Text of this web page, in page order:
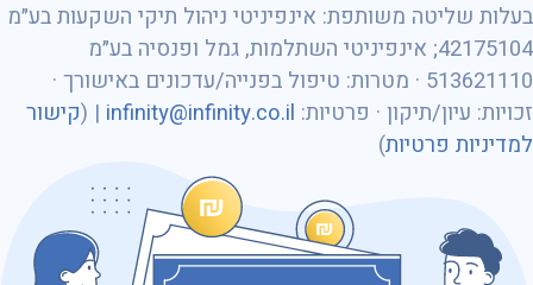
מספר ת״ז
כתובת דוא״ל
בעלות שליטה משותפת: אינפיניטי ניהול תיקי השקעות בע״מ
42175104; אינפיניטי השתלמות, גמל ופנסיה בע״מ
513621110 · מטרות: טיפול בפנייה/עדכונים באישורך ·
זכויות: עיון/תיקון · פרטיות: infinity@infinity.co.il
| (קישור
למדיניות פרטיות)